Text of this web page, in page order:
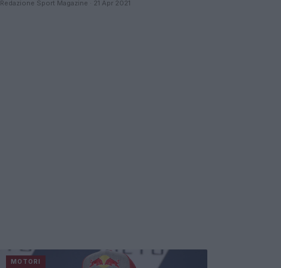
Redazione Sport Magazine · 21 Apr 2021
MOTORI